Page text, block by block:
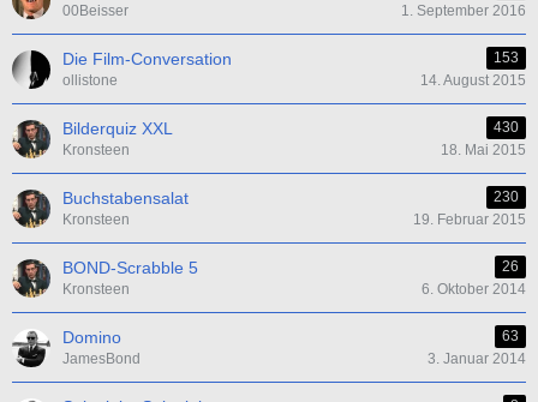
00Beisser
1. September 2016
Die Film-Conversation
153
ollistone
14. August 2015
Bilderquiz XXL
430
Kronsteen
18. Mai 2015
Buchstabensalat
230
Kronsteen
19. Februar 2015
BOND-Scrabble 5
26
Kronsteen
6. Oktober 2014
Domino
63
JamesBond
3. Januar 2014